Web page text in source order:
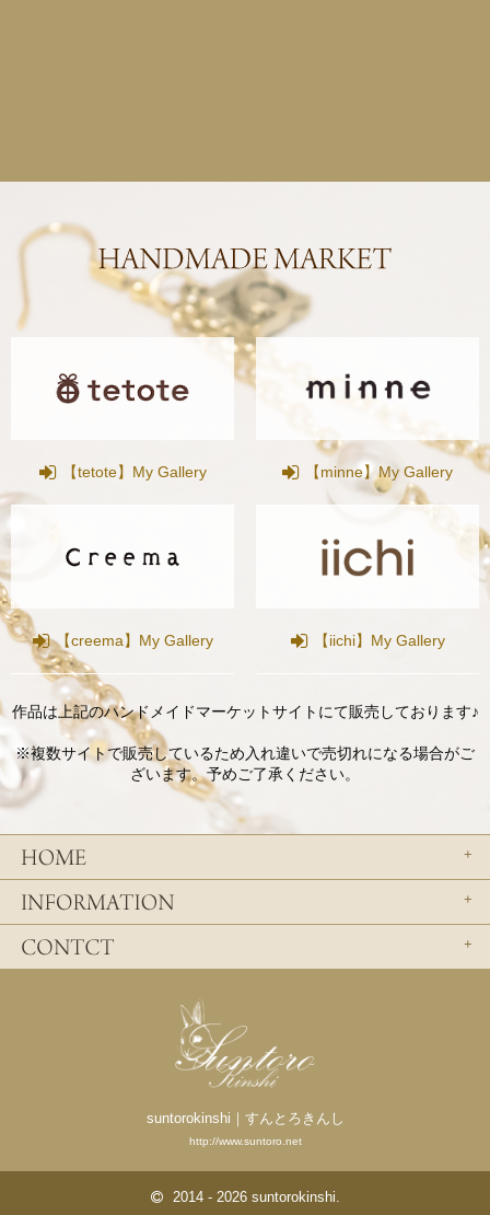
【tetote】My Gallery 【minne】My Gallery
【creema】My Gallery 【iichi】My Gallery
作品は上記のハンドメイドマーケットサイトにて販売しております♪
※複数サイトで販売しているため入れ違いで売切れになる場合がご
ざいます。予めご了承ください。
suntorokinshi｜すんとろきんし
http://www.suntoro.net
2014 - 2026 suntorokinshi.